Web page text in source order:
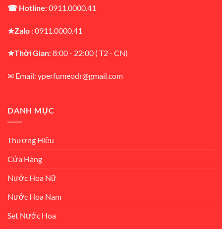
☎ Hotline: 0911.0000.41
★Zalo : 0911.0000.41
★Thời Gian: 8:00 - 22:00 ( T2 - CN)
✉ Email: yperfumeodr@gmail.com
DANH MỤC
Thương Hiệu
Cửa Hàng
Nước Hoa Nữ
Nước Hoa Nam
Set Nước Hoa